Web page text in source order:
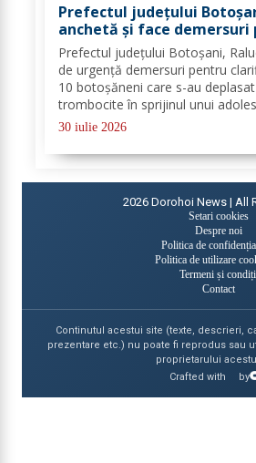
Prefectul județului
anchetă și face demersuri
de trombocite direct la
adolescentului din Tudora
Prefectul județului Botoșani,
de urgență demersuri pentru
10 botoșăneni care s-au
trombocite în sprijinul unui
Tudora, însă nu au putut dona.
30 iulie 2026
2026 Dorohoi News | All
Setari cookies
Despre noi
Politica de
Politica de utilizare
Termeni și
Contact
Continutul acestui site (texte, descrieri,
prezentare etc.) nu poate fi reprodus sau
proprietarului
Crafted with
by